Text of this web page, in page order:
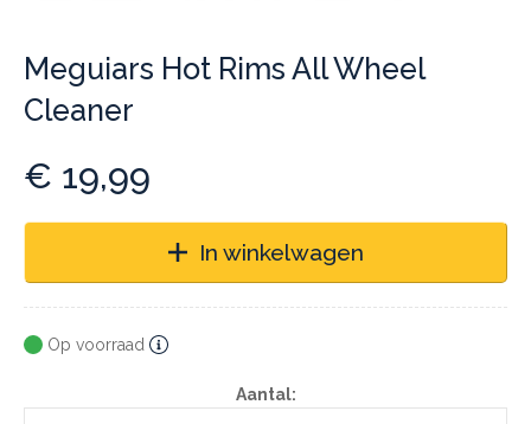
Meguiars Hot Rims All Wheel
Cleaner
€ 19,99
In winkelwagen
Op voorraad
Aantal: